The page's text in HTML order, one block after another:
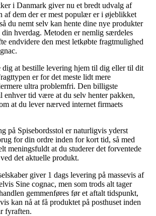
i Danmark giver nu et bredt udvalg af
af dem der er mest populær er i øjeblikket
du nemt selv kan hente dine nye produkter
din hverdag. Metoden er nemlig særdeles
endvidere den mest letkøbte fragtmulighed
at bestille levering hjem til dig eller til dit
er for det meste lidt mere
ultra problemfri. Den billigste
tid være at du selv henter pakken,
at du lever nærved internet firmaets
på Spisebordsstol er naturligvis yderst
for din ordre inden for kort tid, så med
meningsfuldt at du studerer det forventede
det aktuelle produkt.
giver 1 dags levering på massevis af
Sine cognac, men som trods alt tager
gemmenføres før et aftalt tidspunkt,
kan nå at få produktet på posthuset inden
fyraften.